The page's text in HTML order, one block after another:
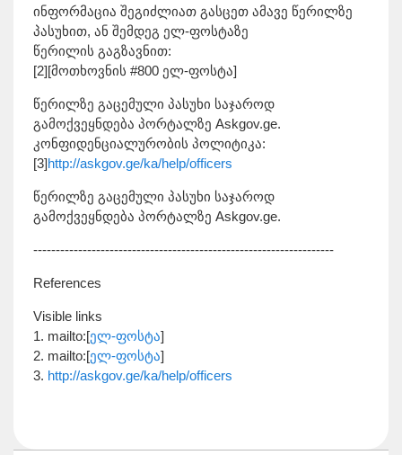
ინფორმაცია შეგიძლიათ გასცეთ ამავე წერილზე
პასუხით, ან შემდეგ ელ-ფოსტაზე
წერილის გაგზავნით:
[2][მოთხოვნის #800 ელ-ფოსტა]
წერილზე გაცემული პასუხი საჯაროდ
გამოქვეყნდება პორტალზე Askgov.ge.
კონფიდენციალურობის პოლიტიკა:
[3]http://askgov.ge/ka/help/officers
წერილზე გაცემული პასუხი საჯაროდ
გამოქვეყნდება პორტალზე Askgov.ge.
-------------------------------------------------------------------
References
Visible links
1. mailto:[ელ-ფოსტა]
2. mailto:[ელ-ფოსტა]
3. http://askgov.ge/ka/help/officers